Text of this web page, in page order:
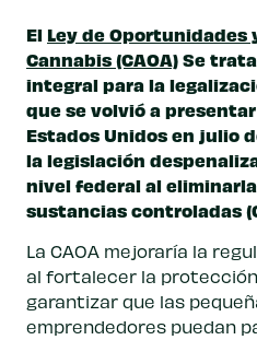
El Ley de
Cannabis (CAOA) Se
integral para la
que se volvió a
Estados Unidos en julio
la legislación
nivel federal al
sustancias controladas
La CAOA mejoraría la
al fortalecer la
garantizar que las
emprendedores puedan